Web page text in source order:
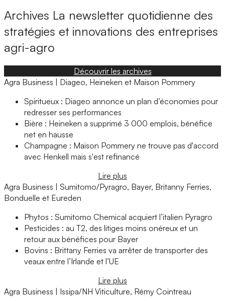
Archives La newsletter quotidienne des
stratégies et innovations des entreprises
agri-agro
Découvrir les archives
Agra Business | Diageo, Heineken et Maison Pommery
Spiritueux : Diageo annonce un plan d’économies pour
redresser ses performances
Bière : Heineken a supprimé 3 000 emplois, bénéfice
net en hausse
Champagne : Maison Pommery ne trouve pas d'accord
avec Henkell mais s'est refinancé
Lire plus
Agra Business | Sumitomo/Pyragro, Bayer, Britanny Ferries,
Bonduelle et Eureden
Phytos : Sumitomo Chemical acquiert l’italien Pyragro
Pesticides : au T2, des litiges moins onéreux et un
retour aux bénéfices pour Bayer
Bovins : Brittany Ferries va arrêter de transporter des
veaux entre l’Irlande et l’UE
Lire plus
Agra Business | Issipa/NH Viticulture, Rémy Cointreau